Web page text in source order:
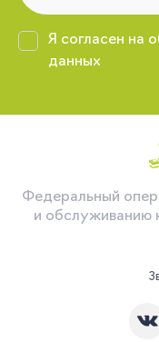
Я согласен на
данных
Федеральный
и обслуживанию